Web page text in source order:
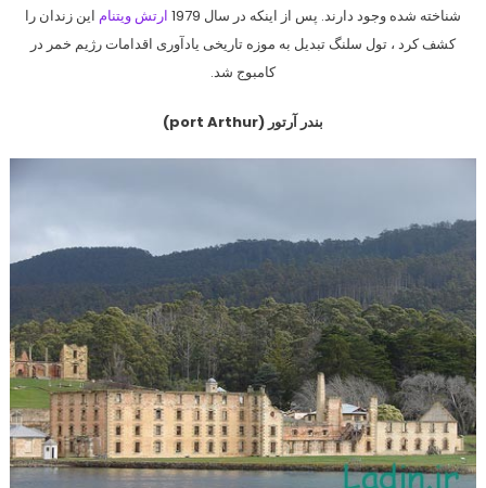
شناخته شده وجود دارند. پس از اینکه در سال 1979
ارتش ویتنام این زندان را
کشف کرد ، تول سلنگ تبدیل به موزه تاریخی یادآوری اقدامات رژیم خمر در
کامبوج شد.
بندر آرتور (port Arthur)